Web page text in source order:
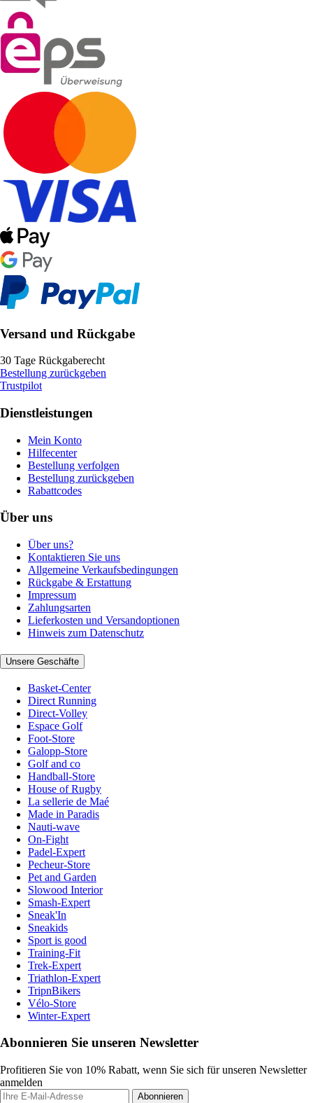
Versand und Rückgabe
30 Tage Rückgaberecht
Bestellung zurückgeben
Trustpilot
Dienstleistungen
Mein Konto
Hilfecenter
Bestellung verfolgen
Bestellung zurückgeben
Rabattcodes
Über uns
Über uns?
Kontaktieren Sie uns
Allgemeine Verkaufsbedingungen
Rückgabe & Erstattung
Impressum
Zahlungsarten
Lieferkosten und Versandoptionen
Hinweis zum Datenschutz
Unsere Geschäfte
Basket-Center
Direct Running
Direct-Volley
Espace Golf
Foot-Store
Galopp-Store
Golf and co
Handball-Store
House of Rugby
La sellerie de Maé
Made in Paradis
Nauti-wave
On-Fight
Padel-Expert
Pecheur-Store
Pet and Garden
Slowood Interior
Smash-Expert
Sneak'In
Sneakids
Sport is good
Training-Fit
Trek-Expert
Triathlon-Expert
TripnBikers
Vélo-Store
Winter-Expert
Abonnieren Sie unseren Newsletter
Profitieren Sie von 10% Rabatt, wenn Sie sich für unseren Newsletter
anmelden
Abonnieren